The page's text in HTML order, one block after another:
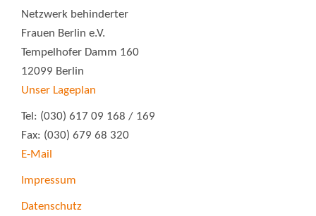
Netzwerk behinderter
Frauen Berlin e.V.
Tempelhofer Damm 160
12099 Berlin
Unser Lageplan
Tel: (030) 617 09 168 / 169
Fax: (030) 679 68 320
E-Mail
Impressum
Datenschutz